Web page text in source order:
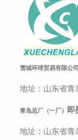
雪城环球贸易有限公
地址：山东省青
青岛总厂（一厂） 即
地址：山东省青